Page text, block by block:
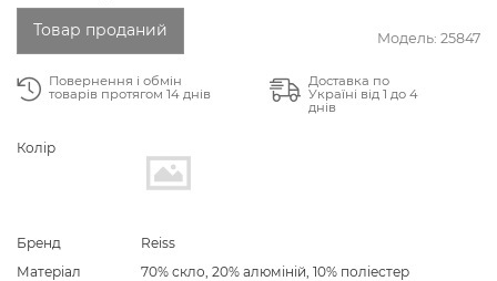
Модель: 25847
Товар проданий
Повернення і обмін
товарів протягом 14 днів
Доставка по
Україні від 1 до 4
днів
Колір
Бренд
Reiss
Матеріал
70% скло, 20% алюміній, 10% поліестер